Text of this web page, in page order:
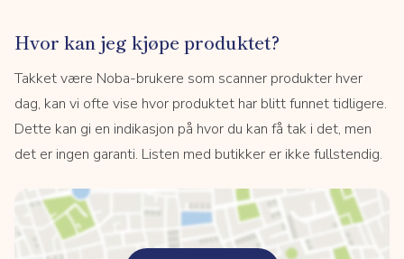
Hvor kan jeg kjøpe produktet?
Takket være Noba-brukere som scanner produkter hver
dag, kan vi ofte vise hvor produktet har blitt funnet tidligere.
Dette kan gi en indikasjon på hvor du kan få tak i det, men
det er ingen garanti. Listen med butikker er ikke fullstendig.